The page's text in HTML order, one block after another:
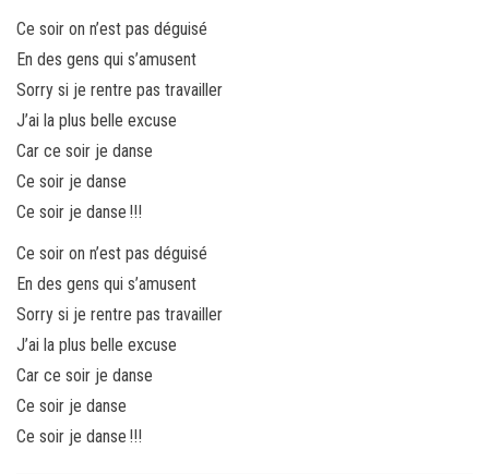
Ce soir on n’est pas déguisé
En des gens qui s’amusent
Sorry si je rentre pas travailler
J’ai la plus belle excuse
Car ce soir je danse
Ce soir je danse
Ce soir je danse !!!
Ce soir on n’est pas déguisé
En des gens qui s’amusent
Sorry si je rentre pas travailler
J’ai la plus belle excuse
Car ce soir je danse
Ce soir je danse
Ce soir je danse !!!